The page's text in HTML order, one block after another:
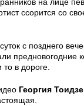
ссорится со
с позднего
в дороге.
Георгия Тоидзе